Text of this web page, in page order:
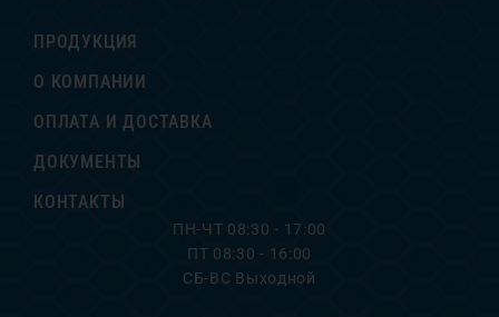
ПРОДУКЦИЯ
О КОМПАНИИ
ОПЛАТА И ДОСТАВКА
ДОКУМЕНТЫ
КОНТАКТЫ
ПН-ЧТ 08:30 - 17:00
ПТ 08:30 - 16:00
СБ-ВС Выходной